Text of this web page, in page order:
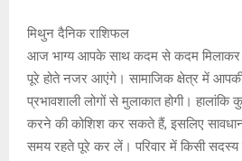
मिथुन दैनिक राशिफल
आज भाग्य आपके साथ कदम से कदम
पूरे होते नजर आएंगे। सामाजिक क्षेत्र में
प्रभावशाली लोगों से मुलाकात होगी।
करने की कोशिश कर सकते हैं, इसलिए
समय रहते पूरे कर लें। परिवार में किसी